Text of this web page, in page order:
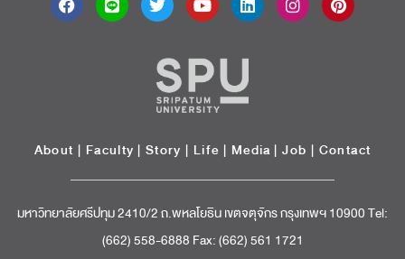
About | Faculty | Story | Life | Media |Job | Contact
มหาวิทยาลัยศรีปทุม 2410/2 ถ.พหลโยธิน เขตจตุจักร กรุงเทพฯ 10900 Tel:
(662) 558-6888 Fax: (662) 561 1721